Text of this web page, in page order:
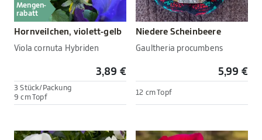
Mengen-
rabatt
Hornveilchen, violett-gelb
Viola cornuta Hybriden
3,89 €
3 Stück/Packung
9 cm Topf
Niedere Scheinbeere
Gaultheria procumbens
5,99 €
12 cm Topf